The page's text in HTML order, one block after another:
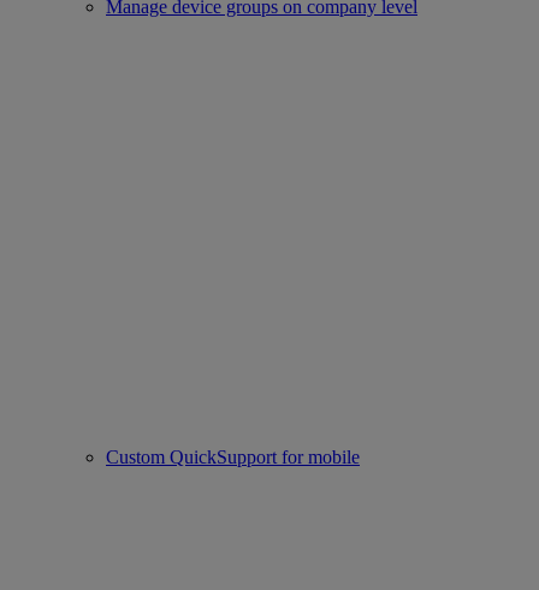
Manage device groups on company level
Custom QuickSupport for mobile